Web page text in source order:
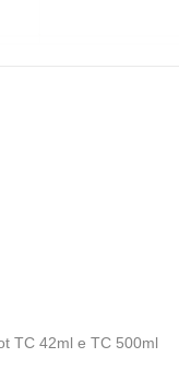
TC 42ml e TC 500ml